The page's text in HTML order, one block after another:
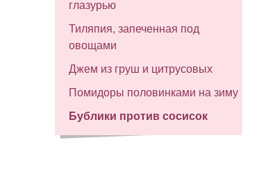
глазурью
Тиляпия, запеченная под
овощами
Джем из груш и цитрусовых
Помидоры половинками на зиму
Бублики против сосисок